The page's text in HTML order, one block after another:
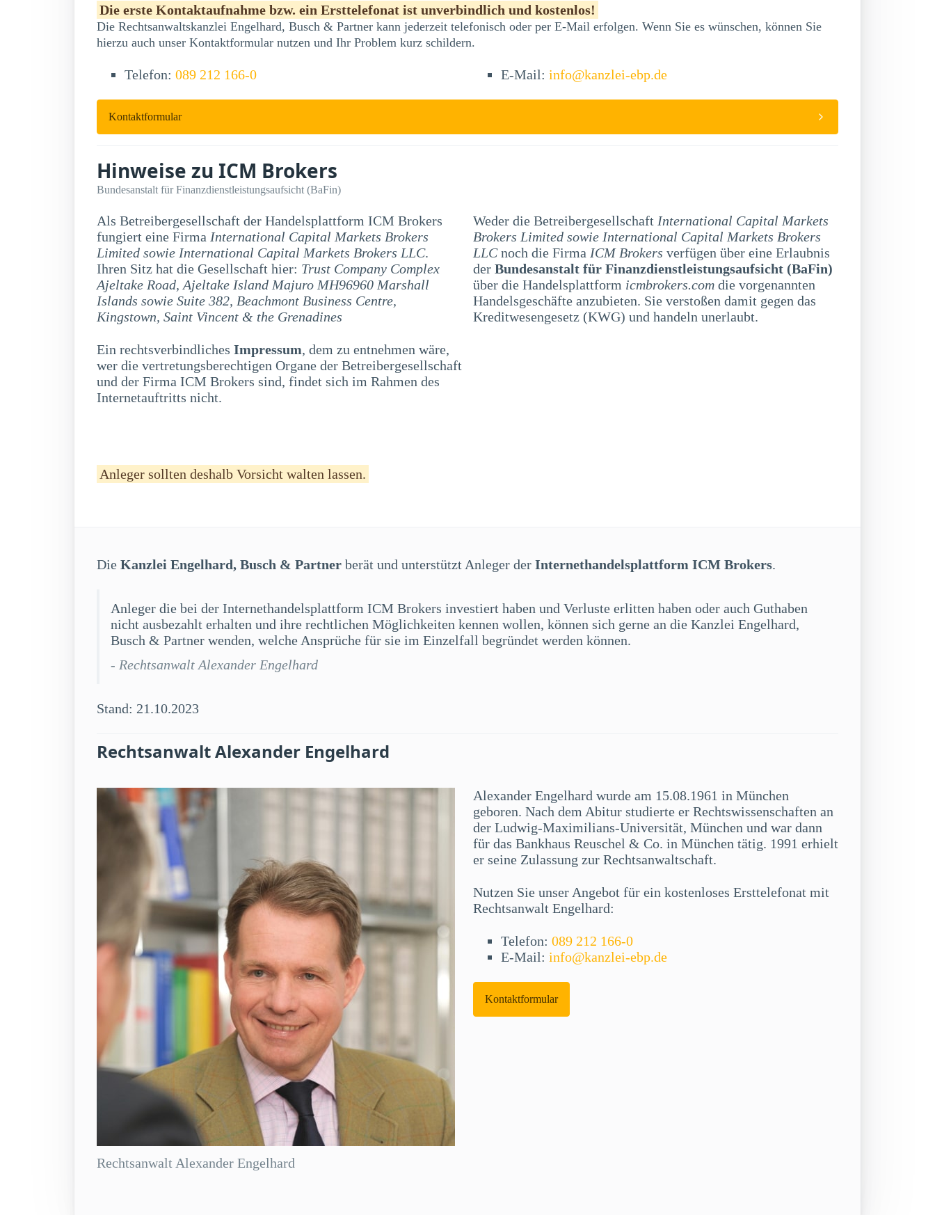
Die erste Kontaktaufnahme bzw. ein Ersttelefonat ist unverbindlich und kostenlos!
Die Rechtsanwaltskanzlei Engelhard, Busch & Partner kann jederzeit telefonisch oder per E-Mail erfolgen. Wenn Sie es wünschen, können Sie
hierzu auch unser Kontaktformular nutzen und Ihr Problem kurz schildern.
Telefon: 089 212 166-0 E-Mail: info@kanzlei-ebp.de
Kontaktformular
Hinweise zu ICM Brokers
Bundesanstalt für Finanzdienstleistungsaufsicht (BaFin)
Als Betreibergesellschaft der Handelsplattform ICM Brokers
fungiert eine Firma International Capital Markets Brokers
Limited sowie International Capital Markets Brokers LLC.
Ihren Sitz hat die Gesellschaft hier: Trust Company Complex
Ajeltake Road, Ajeltake Island Majuro MH96960 Marshall
Islands sowie Suite 382, Beachmont Business Centre,
Kingstown, Saint Vincent & the Grenadines
Ein rechtsverbindliches Impressum, dem zu entnehmen wäre,
wer die vertretungsberechtigen Organe der Betreibergesellschaft
und der Firma ICM Brokers sind, findet sich im Rahmen des
Internetauftritts nicht.
Weder die Betreibergesellschaft International Capital Markets
Brokers Limited sowie International Capital Markets Brokers
LLCnoch die Firma ICM Brokers verfügen über eine Erlaubnis
der Bundesanstalt für Finanzdienstleistungsaufsicht (BaFin)
über die Handelsplattform icmbrokers.com die vorgenannten
Handelsgeschäfte anzubieten. Sie verstoßen damit gegen das
Kreditwesengesetz (KWG) und handeln unerlaubt.
Anleger sollten deshalb Vorsicht walten lassen.
Die Kanzlei Engelhard, Busch & Partner berät und unterstützt Anleger der Internethandelsplattform ICM Brokers.
Anleger die bei der Internethandelsplattform ICM Brokers investiert haben und Verluste erlitten haben oder auch Guthaben
nicht ausbezahlt erhalten und ihre rechtlichen Möglichkeiten kennen wollen, können sich gerne an die Kanzlei Engelhard,
Busch & Partner wenden, welche Ansprüche für sie im Einzelfall begründet werden können.
- Rechtsanwalt Alexander Engelhard
Stand: 21.10.2023
Rechtsanwalt Alexander Engelhard
Rechtsanwalt Alexander Engelhard
Alexander Engelhard wurde am 15.08.1961 in München
geboren. Nach dem Abitur studierte er Rechtswissenschaften an
der Ludwig-Maximilians-Universität, München und war dann
für das Bankhaus Reuschel & Co. in München tätig. 1991 erhielt
er seine Zulassung zur Rechtsanwaltschaft.
Nutzen Sie unser Angebot für ein kostenloses Ersttelefonat mit
Rechtsanwalt Engelhard:
Telefon: 089 212 166-0
E-Mail: info@kanzlei-ebp.de
Kontaktformular